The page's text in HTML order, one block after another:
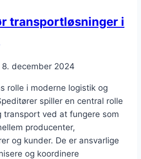
transportløsninger i
8. december 2024
rolle i moderne logistik og
spiller en central rolle
transport ved at fungere som
producenter,
og kunder. De er ansvarlige
og koordinere